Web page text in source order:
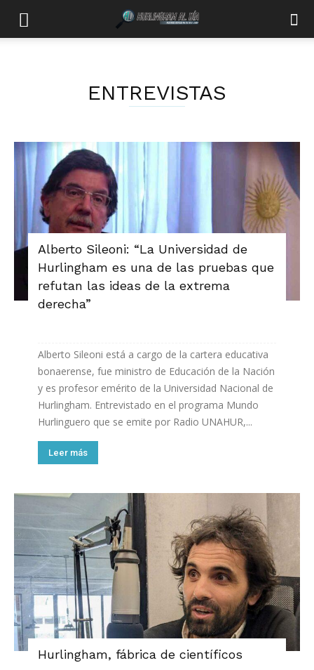
ENTREVISTAS
Alberto Sileoni: “La Universidad de
Hurlingham es una de las pruebas que
refutan las ideas de la extrema
derecha”
Alberto Sileoni está a cargo de la cartera educativa
bonaerense, fue ministro de Educación de la Nación
y es profesor emérito de la Universidad Nacional de
Hurlingham. Entrevistado en el programa Mundo
Hurlinguero que se emite por Radio UNAHUR,...
Leer más
Hurlingham, fábrica de científicos